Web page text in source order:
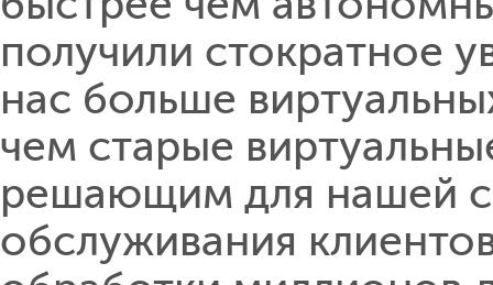
получили стократное
нас больше
чем старые
решающим для нашей
обслуживания